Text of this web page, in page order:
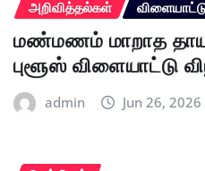
அறிவித்தல்கள்
மண்மணம் மாறாத
புளூஸ் விளையாட்டு
admin Jun 26, 2026